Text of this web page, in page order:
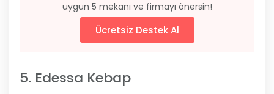
uygun 5 mekanı ve firmayı önersin!
Ücretsiz Destek Al
5. Edessa Kebap